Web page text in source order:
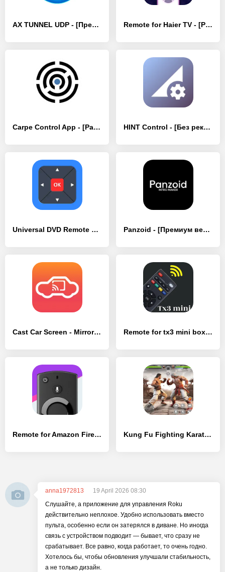
AX TUNNEL UDP - [Премиум версия] Remote for Haier TV - [Разблокированная версия]
Carpe Control App - [Разблокированная версия] HINT Control - [Без рекламы]
Universal DVD Remote Control - [Разблокированная версия] Panzoid - [Премиум версия]
Cast Car Screen - Mirror Link - [Разблокированная версия] Remote for tx3 mini box - [Разблокированная версия]
Remote for Amazon Fire Stick - [Полная версия] Kung Fu Fighting Karate Games
anna1972813
19 April 2026 08:30
Слушайте, а приложение для управления Roku
действительно неплохое. Удобно использовать вместо
пульта, особенно если он затерялся в диване. Но иногда
связь с устройством подводит — бывает, что сразу не
срабатывает. Все равно, когда работает, то очень годно.
Хотелось бы, чтобы обновления улучшали стабильность,
а не только дизайн.